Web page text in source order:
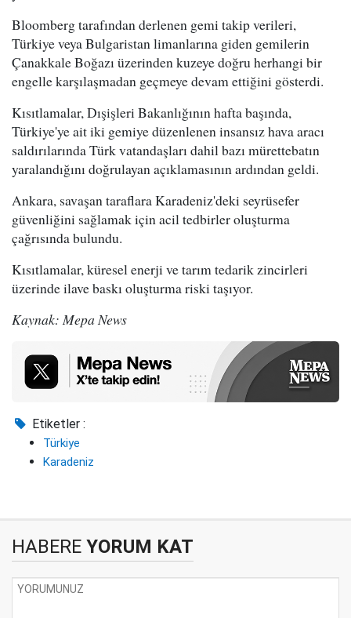
Bloomberg tarafından derlenen gemi takip verileri,
Türkiye veya Bulgaristan limanlarına giden gemilerin
Çanakkale Boğazı üzerinden kuzeye doğru herhangi bir
engelle karşılaşmadan geçmeye devam ettiğini gösterdi.
Kısıtlamalar, Dışişleri Bakanlığının hafta başında,
Türkiye'ye ait iki gemiye düzenlenen insansız hava aracı
saldırılarında Türk vatandaşları dahil bazı mürettebatın
yaralandığını doğrulayan açıklamasının ardından geldi.
Ankara, savaşan taraflara Karadeniz'deki seyrüsefer
güvenliğini sağlamak için acil tedbirler oluşturma
çağrısında bulundu.
Kısıtlamalar, küresel enerji ve tarım tedarik zincirleri
üzerinde ilave baskı oluşturma riski taşıyor.
Kaynak: Mepa News
Etiketler :
Türkiye
Karadeniz
HABERE YORUM KAT